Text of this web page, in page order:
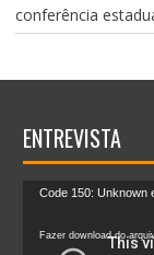
conferência
ENTREVISTA
Tocador
vídeo
Code 150: Unknown
Fazer download do